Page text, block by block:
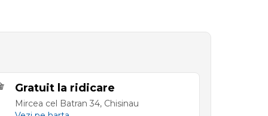
Gratuit la ridicare
Mircea cel Batran 34, Chisinau